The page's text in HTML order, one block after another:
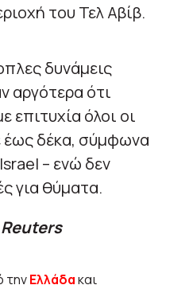
του Τελ Αβίβ.
δυνάμεις
αργότερα ότι
επιτυχία όλοι οι
έως δέκα, σύμφωνα
– ενώ δεν
για θύματα.
τηνΕλλάδακαι